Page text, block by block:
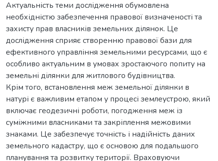
Актуальність теми дослідження обумовлена
необхідністю забезпечення правової визначеності та
захисту прав власників земельних ділянок. Це
дослідження сприяє створенню правової бази для
ефективного управління земельними ресурсами, що є
особливо актуальним в умовах зростаючого попиту на
земельні ділянки для житлового будівництва.
Крім того, встановлення меж земельної ділянки в
натурі є важливим етапом у процесі землеустрою, який
включає геодезичні роботи, погодження меж із
суміжними власниками та закріплення межовими
знаками. Це забезпечує точність і надійність даних
земельного кадастру, що є основою для подальшого
планування та розвитку території. Враховуючи